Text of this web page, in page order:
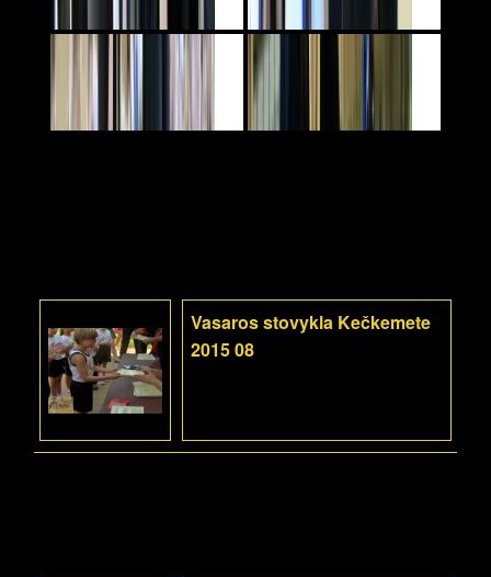
Vasaros stovykla Kečkemete
2015 08